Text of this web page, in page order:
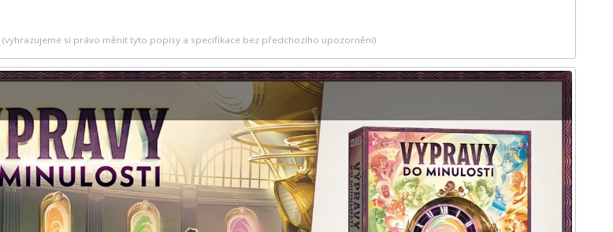
(vyhrazujeme si právo měnit tyto popisy a specifikace bez předchozího upozornění)